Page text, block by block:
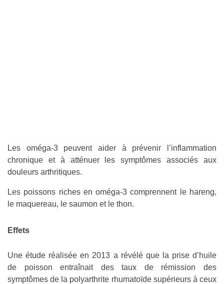
Les oméga-3 peuvent aider à prévenir l’inflammation
chronique et à atténuer les symptômes associés aux
douleurs arthritiques.
Les poissons riches en oméga-3 comprennent le hareng,
le maquereau, le saumon et le thon.
Effets
Une étude réalisée en 2013 a révélé que la prise d’huile
de poisson entraînait des taux de rémission des
symptômes de la polyarthrite rhumatoïde supérieurs à ceux